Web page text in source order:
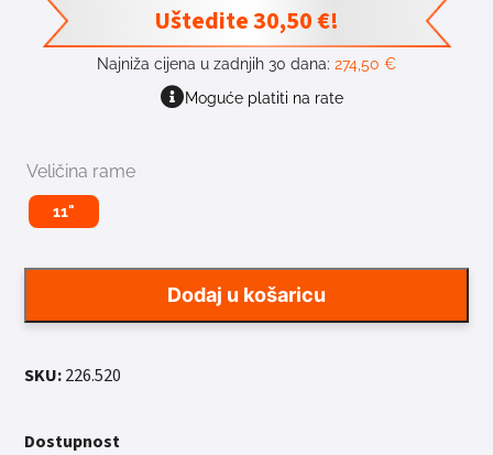
Uštedite30,50€!
Najniža cijena u zadnjih 30 dana: 274,50 €
Moguće platiti na rate
Veličina rame
11"
Dodaj u košaricu
SKU:226.520
Dostupnost